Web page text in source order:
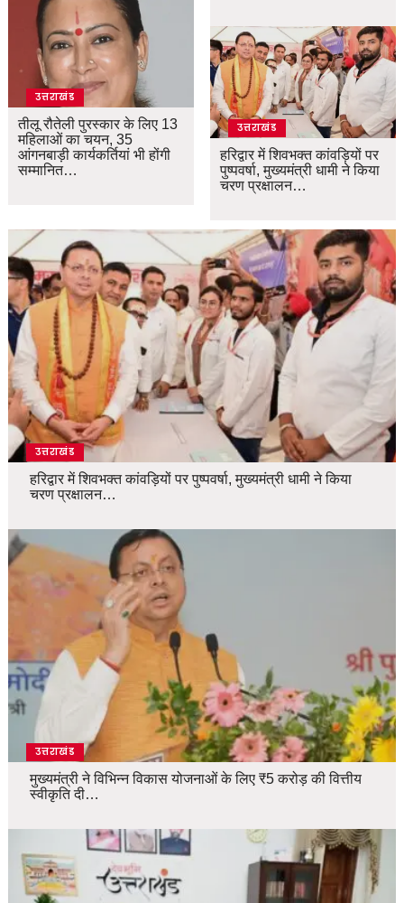
उत्तराखंड
तीलू रौतेली पुरस्कार के लिए 13
महिलाओं का चयन, 35
आंगनबाड़ी कार्यकर्तियां भी होंगी
सम्मानित…
उत्तराखंड
हरिद्वार में शिवभक्त कांवड़ियों पर
पुष्पवर्षा, मुख्यमंत्री धामी ने किया
चरण प्रक्षालन…
उत्तराखंड
हरिद्वार में शिवभक्त कांवड़ियों पर पुष्पवर्षा, मुख्यमंत्री धामी ने किया
चरण प्रक्षालन…
उत्तराखंड
मुख्यमंत्री ने विभिन्न विकास योजनाओं के लिए ₹5 करोड़ की वित्तीय
स्वीकृति दी…